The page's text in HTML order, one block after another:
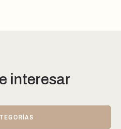
interesar